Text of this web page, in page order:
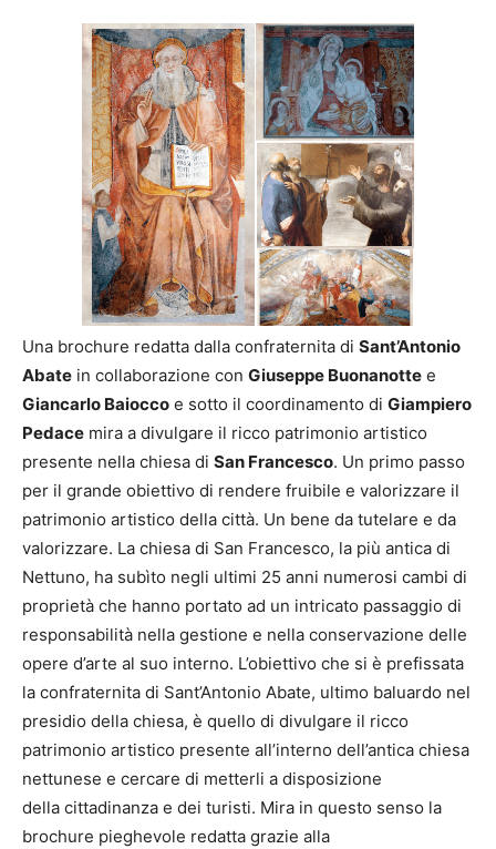
Una brochure redatta dalla confraternita di Sant’Antonio
Abate in collaborazione con Giuseppe Buonanotte e
Giancarlo Baiocco e sotto il coordinamento di Giampiero
Pedace mira a divulgare il ricco patrimonio artistico
presente nella chiesa di San Francesco. Un primo passo
per il grande obiettivo di rendere fruibile e valorizzare il
patrimonio artistico della città. Un bene da tutelare e da
valorizzare. La chiesa di San Francesco, la più antica di
Nettuno, ha subìto negli ultimi 25 anni numerosi cambi di
proprietà che hanno portato ad un intricato passaggio di
responsabilità nella gestione e nella conservazione delle
opere d’arte al suo interno. L’obiettivo che si è prefissata
la confraternita di Sant’Antonio Abate, ultimo baluardo nel
presidio della chiesa, è quello di divulgare il ricco
patrimonio artistico presente all’interno dell’antica chiesa
nettunese e cercare di metterli a disposizione
della cittadinanza e dei turisti. Mira in questo senso la
brochure pieghevole redatta grazie alla